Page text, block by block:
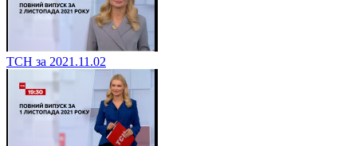
ТСН за 2021.11.02